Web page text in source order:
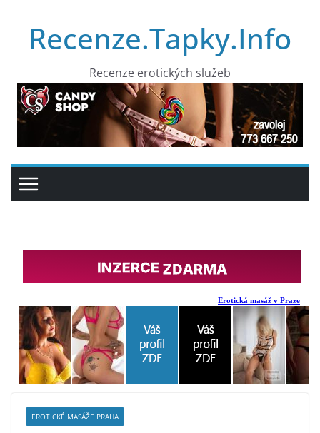
obsahRecenze.Tapky.Info
Recenze erotických služeb
EROTICKÉ MASÁŽE PRAHA